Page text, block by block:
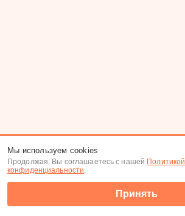
Мы используем cookies
Продолжая, Вы соглашаетесь с нашей Политикой
конфиденциальности.
Принять